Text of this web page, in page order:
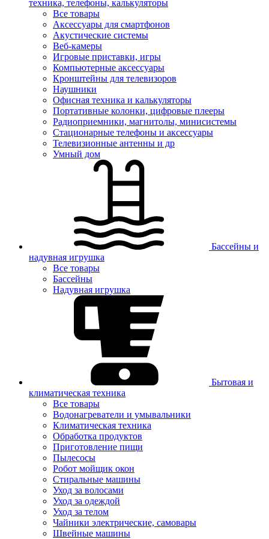
техника, телефоны, калькуляторы
Все товары
Аксессуары для смартфонов
Акустические системы
Веб-камеры
Игровые приставки, игры
Компьютерные аксессуары
Кронштейны для телевизоров
Наушники
Офисная техника и калькуляторы
Портативные колонки, цифровые плееры
Радиоприемники, магнитолы, минисистемы
Стационарные телефоны и аксессуары
Телевизионные антенны и др
Умный дом
Бассейны и
надувная игрушка
Все товары
Бассейны
Надувная игрушка
Бытовая и
климатическая техника
Все товары
Водонагреватели и умывальники
Климатическая техника
Обработка продуктов
Приготовление пищи
Пылесосы
Робот мойщик окон
Стиральные машины
Уход за волосами
Уход за одеждой
Уход за телом
Чайники электрические, самовары
Швейные машины